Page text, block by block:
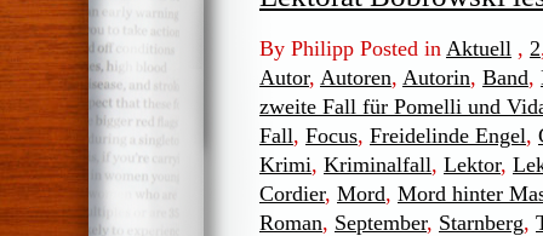
By Philipp Posted in Aktuell , 2
Autor, Autoren, Autorin, Band,
zweite Fall für Pomelli und
Fall, Focus, Freidelinde Engel,
Krimi, Kriminalfall, Lektor,
Cordier, Mord, Mord hinter
Roman, September, Starnberg,